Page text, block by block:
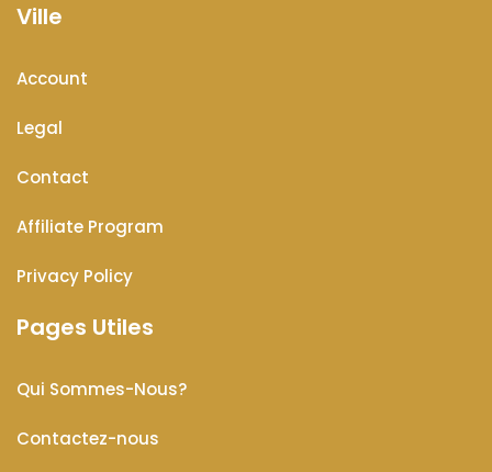
Ville
Account
Legal
Contact
Affiliate Program
Privacy Policy
Pages Utiles
Qui Sommes-Nous?
Contactez-nous